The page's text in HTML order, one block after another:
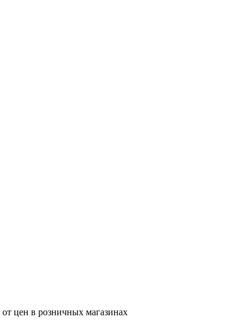
от цен в розничных магазинах